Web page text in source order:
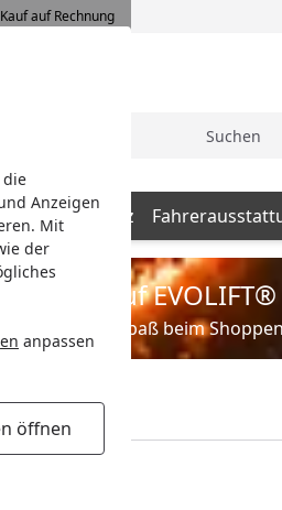
die
Anzeigen
Mit
der
anpassen
öffnen
Kauf auf Rechnung
Diebstahlschutz
zu 35% auf
Viel Spaß beim